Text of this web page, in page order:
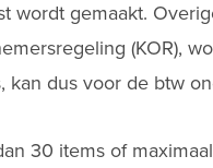
wordt gemaakt.
(KOR),
kan dus voor de btw
30 items of